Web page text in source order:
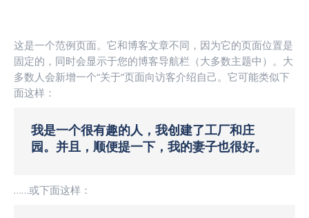
这是一个范例页面。它和博客文章不同，因为它的页面位置是
固定的，同时会显示于您的博客导航栏（大多数主题中）。大
多数人会新增一个“关于”页面向访客介绍自己。它可能类似下
面这样：
我是一个很有趣的人，我创建了工厂和庄
园。并且，顺便提一下，我的妻子也很好。
……或下面这样：